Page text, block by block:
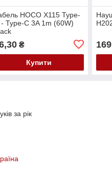
HOCO X115 Type-
Type-C 3A 1m (60W)
₴
Купити
за рік